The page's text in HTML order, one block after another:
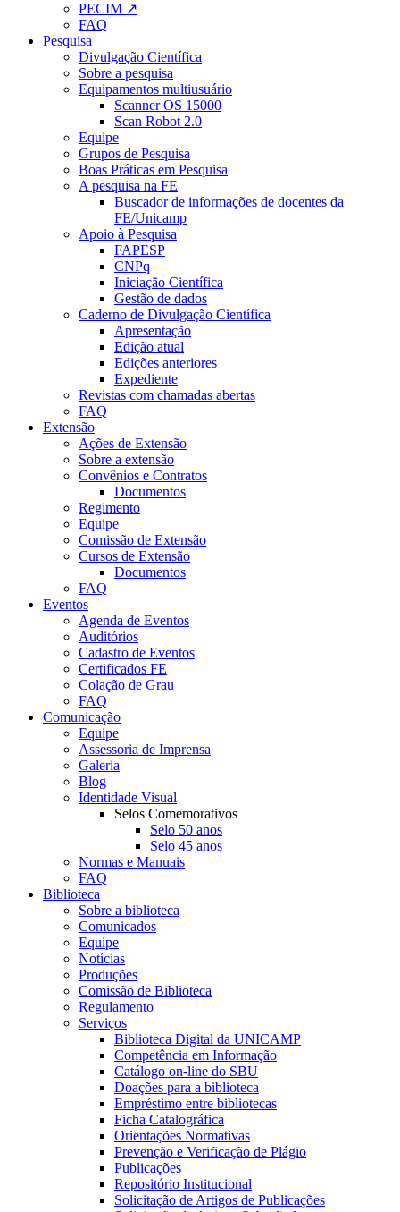
PECIM ↗
FAQ
Pesquisa
Divulgação Científica
Sobre a pesquisa
Equipamentos multiusuário
Scanner OS 15000
Scan Robot 2.0
Equipe
Grupos de Pesquisa
Boas Práticas em Pesquisa
A pesquisa na FE
Buscador de informações de docentes da
FE/Unicamp
Apoio à Pesquisa
FAPESP
CNPq
Iniciação Científica
Gestão de dados
Caderno de Divulgação Científica
Apresentação
Edição atual
Edições anteriores
Expediente
Revistas com chamadas abertas
FAQ
Extensão
Ações de Extensão
Sobre a extensão
Convênios e Contratos
Documentos
Regimento
Equipe
Comissão de Extensão
Cursos de Extensão
Documentos
FAQ
Eventos
Agenda de Eventos
Auditórios
Cadastro de Eventos
Certificados FE
Colação de Grau
FAQ
Comunicação
Equipe
Assessoria de Imprensa
Galeria
Blog
Identidade Visual
Selos Comemorativos
Selo 50 anos
Selo 45 anos
Normas e Manuais
FAQ
Biblioteca
Sobre a biblioteca
Comunicados
Equipe
Notícias
Produções
Comissão de Biblioteca
Regulamento
Serviços
Biblioteca Digital da UNICAMP
Competência em Informação
Catálogo on-line do SBU
Doações para a biblioteca
Empréstimo entre bibliotecas
Ficha Catalográfica
Orientações Normativas
Prevenção e Verificação de Plágio
Publicações
Repositório Institucional
Solicitação de Artigos de Publicações